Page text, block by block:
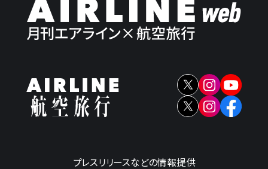
プレスリリースなどの情報提供